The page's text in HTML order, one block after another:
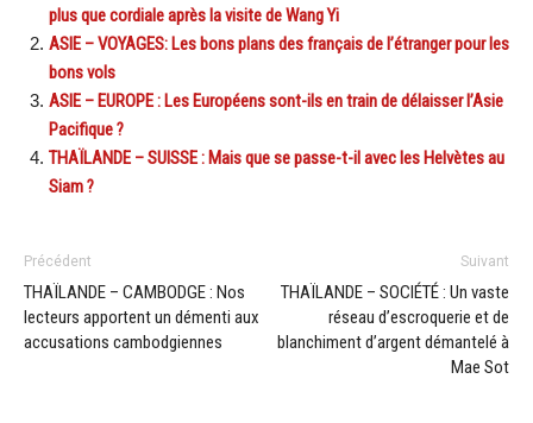
plus que cordiale après la visite de Wang Yi
ASIE – VOYAGES: Les bons plans des français de l’étranger pour les
bons vols
ASIE – EUROPE : Les Européens sont-ils en train de délaisser l’Asie
Pacifique ?
THAÏLANDE – SUISSE : Mais que se passe-t-il avec les Helvètes au
Siam ?
Précédent
THAÏLANDE – CAMBODGE : Nos
lecteurs apportent un démenti aux
accusations cambodgiennes
Suivant
THAÏLANDE – SOCIÉTÉ : Un vaste
réseau d’escroquerie et de
blanchiment d’argent démantelé à
Mae Sot